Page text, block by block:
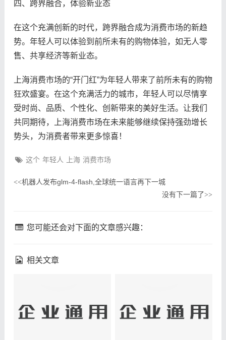
四、跨界融合，体验新业态
在这个充满创新的时代，跨界融合成为消费市场的新趋
势。年轻人可以体验到前所未有的购物体验，如无人零
售、共享经济等新业态。
上海消费市场的“开门红”为年轻人带来了前所未有的购物
狂欢盛宴。在这个充满活力的城市，年轻人可以尽情享
受时尚、品质、个性化、创新带来的美好生活。让我们
共同期待，上海消费市场在未来能够继续保持强劲增长
势头，为消费者带来更多惊喜！
这个 年轻人 上海 消费市场
<<机器人发布glm-4-flash,全球统一语言再下一城
没有下一篇了>>
您可能还会对下面的文章感兴趣：
相关文章